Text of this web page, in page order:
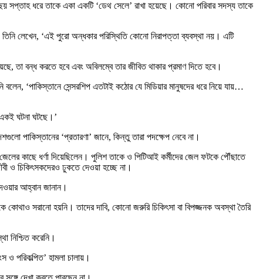
সপ্তাহ ধরে তাকে একা একটি ‘ডেথ সেলে’ রাখা হয়েছে। কোনো পরিবার সদস্য তাকে
তিনি লেখেন, ‘এই পুরো অন্ধকার পরিস্থিতি কোনো নিরাপত্তা ব্যবস্থা নয়। এটি
তা বন্ধ করতে হবে এবং অবিলম্বে তার জীবিত থাকার প্রমাণ দিতে হবে।
‘পাকিস্তানে সেন্সরশিপ এতটাই কঠোর যে মিডিয়ার মানুষদের ধরে নিয়ে যায়…
ঘটনা ঘটছে।’
পাকিস্তানের ‘প্রতারণা’ জানে, কিন্তু তারা পদক্ষেপ নেবে না।
কাছে ধর্ণা দিয়েছিলেন। পুলিশ তাকে ও পিটিআই কর্মীদের জেল ফটকে পৌঁছাতে
ও চিকিৎসকদেরও ঢুকতে দেওয়া হচ্ছে না।
আহ্বান জানান।
সরানো হয়নি। তাদের দাবি, কোনো জরুরি চিকিৎসা বা বিপজ্জনক অবস্থা তৈরি
নিশ্চিত করেনি।
পরিকল্পিত’ হামলা চালায়।